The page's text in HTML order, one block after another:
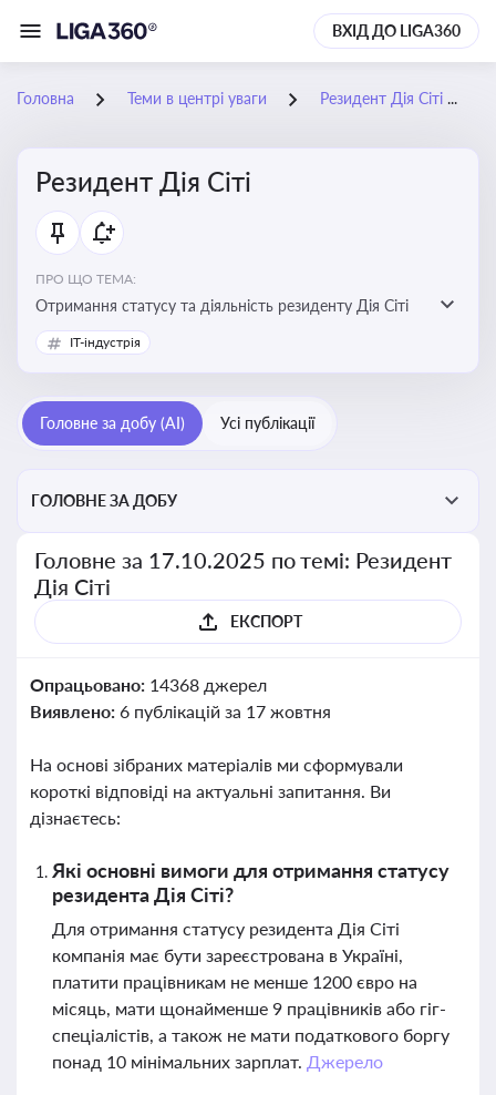
ВХІД ДО LIGA360
Головна Теми в центрі уваги Резидент Дія Сіті
Резидент Дія Сіті
ПРО ЩО ТЕМА:
Отримання статусу та діяльність резиденту Дія Сіті
IT-індустрія
Головне за добу (AI) Усі публікації
ГОЛОВНЕ ЗА ДОБУ
Головне за 17.10.2025 по темі: Резидент
Дія Сіті
ЕКСПОРТ
Опрацьовано: 14368 джерел
Виявлено: 6 публікацій за 17 жовтня
На основі зібраних матеріалів ми сформували
короткі відповіді на актуальні запитання. Ви
дізнаєтесь:
Які основні вимоги для отримання статусу
резидента Дія Сіті?
Для отримання статусу резидента Дія Сіті
компанія має бути зареєстрована в Україні,
платити працівникам не менше 1200 євро на
місяць, мати щонайменше 9 працівників або гіг-
спеціалістів, а також не мати податкового боргу
понад 10 мінімальних зарплат. Джерело